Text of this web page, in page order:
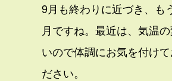
9月も終わりに近づき、も
月ですね。最近は、気温
いので体調にお気を付けて
ださい。